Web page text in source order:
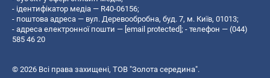
- ідентифікатор медіа — R40-06156;
- поштова адреса — вул. Деревообробна, буд. 7, м. Київ, 01013;
- адреса електронної пошти — [email protected] ; - телефон — (044)
585 46 20
© 2026 Всі права захищені, ТОВ "Золота середина".